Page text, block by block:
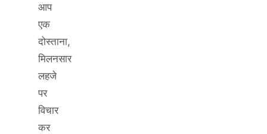
आप
एक
दोस्ताना,
मिलनसार
लहजे
पर
विचार
कर